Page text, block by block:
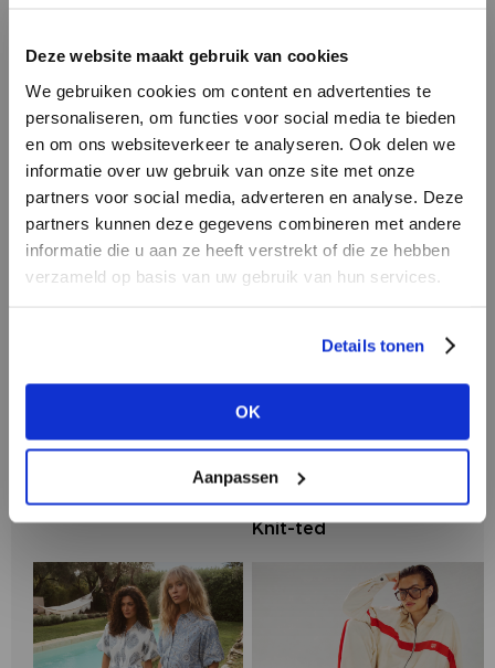
Deze website maakt gebruik van cookies
We gebruiken cookies om content en advertenties te
personaliseren, om functies voor social media te bieden
en om ons websiteverkeer te analyseren. Ook delen we
informatie over uw gebruik van onze site met onze
partners voor social media, adverteren en analyse. Deze
partners kunnen deze gegevens combineren met andere
informatie die u aan ze heeft verstrekt of die ze hebben
verzameld op basis van uw gebruik van hun services.
Details tonen
OK
Aanpassen
LOGIN
Password
LOGIN
NO ACCOUNT YET?
Aimée the Label
BRAND
Circle of Trust
BRAND
BRAND
Knit-ted